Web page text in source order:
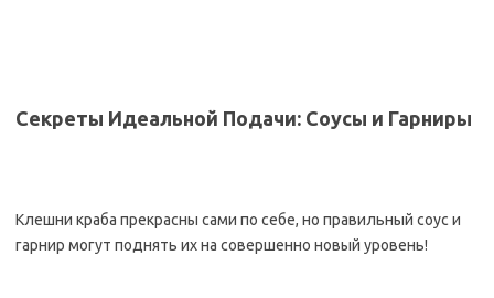
Секреты Идеальной Подачи: Соусы и Гарниры
Клешни краба прекрасны сами по себе, но правильный соус и
гарнир могут поднять их на совершенно новый уровень!